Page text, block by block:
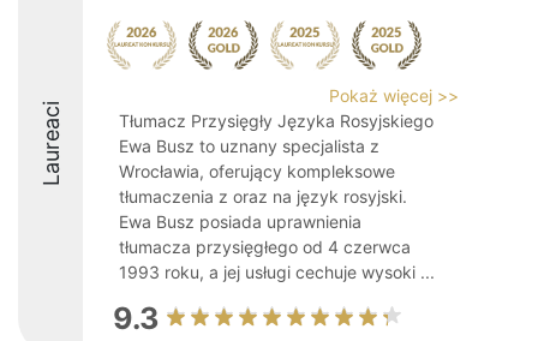
Laureaci
Pokaż więcej >>
Tłumacz Przysięgły Języka Rosyjskiego
Ewa Busz to uznany specjalista z
Wrocławia, oferujący kompleksowe
tłumaczenia z oraz na język rosyjski.
Ewa Busz posiada uprawnienia
tłumacza przysięgłego od 4 czerwca
1993 roku, a jej usługi cechuje wysoki ...
9.3